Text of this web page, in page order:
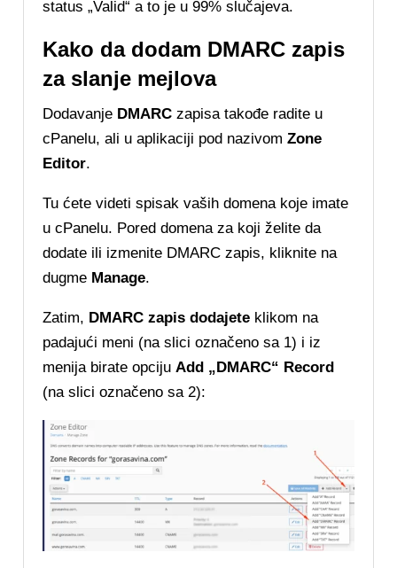
status „Valid“ a to je u 99% slučajeva.
Kako da dodam DMARC zapis
za slanje mejlova
Dodavanje DMARC zapisa takođe radite u
cPanelu, ali u aplikaciji pod nazivomZone
Editor.
Tu ćete videti spisak vaših domena koje imate
u cPanelu. Pored domena za koji želite da
dodate ili izmenite DMARC zapis, kliknite na
dugme Manage.
Zatim, DMARC zapis dodajete klikom na
padajući meni (na slici označeno sa 1) i iz
menija birate opcijuAdd „DMARC“ Record
(na slici označeno sa 2):